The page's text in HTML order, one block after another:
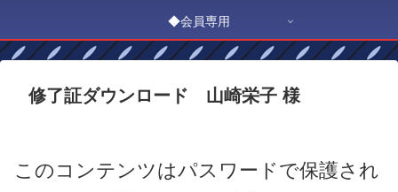
（1,000円）
◆会員専用
修了証ダウンロード 山崎栄子 様
このコンテンツはパスワードで保護され